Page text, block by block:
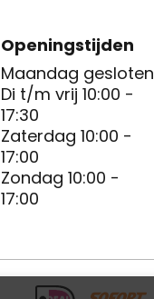
Openingstijden
Maandag gesloten
Di t/m vrij 10:00 -
17:30
Zaterdag 10:00 -
17:00
Zondag 10:00 -
17:00